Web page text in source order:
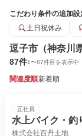
こだわり条件の追加
土日祝休み
逗子市（神奈川
87件1〜87件目を表示中
関連度順新着順
正社員
水上バイク・釣
株式会社百丹土地